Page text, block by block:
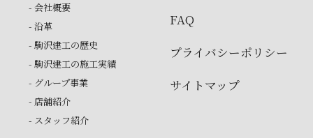
- 会社概要
- 沿革
- 駒沢建工の歴史
- 駒沢建工の施工実績
- グループ事業
- 店舗紹介
- スタッフ紹介
FAQ
プライバシーポリシー
サイトマップ